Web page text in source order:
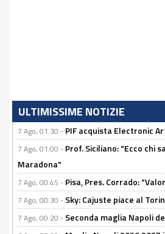
ULTIMISSIME NOTIZIE
7 Ago, 01:30 - PIF acquista Electronic
7 Ago, 01:00 - Prof. Siciliano: "Ecco chi
Maradona"
7 Ago, 00:45 - Pisa, Pres. Corrado:
7 Ago, 00:30 - Sky: Cajuste piace al
7 Ago, 00:20 - Seconda maglia Napoli